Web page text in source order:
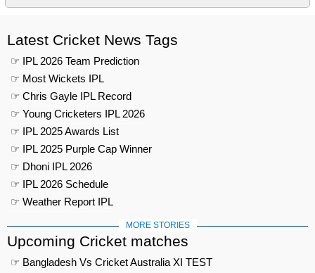
Latest Cricket News Tags
☞ IPL 2026 Team Prediction
☞ Most Wickets IPL
☞ Chris Gayle IPL Record
☞ Young Cricketers IPL 2026
☞ IPL 2025 Awards List
☞ IPL 2025 Purple Cap Winner
☞ Dhoni IPL 2026
☞ IPL 2026 Schedule
☞ Weather Report IPL
MORE STORIES
Upcoming Cricket matches
☞ Bangladesh Vs Cricket Australia XI TEST